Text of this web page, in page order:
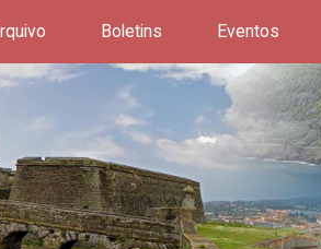
Boletins Eventos